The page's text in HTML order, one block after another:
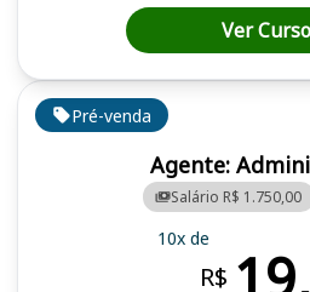
Pré-venda
Agente:
Salário R$ 1.750,00
10x de
R$
Ver